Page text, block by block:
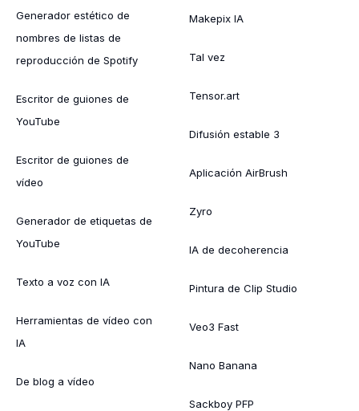
Generador estético de
nombres de listas de
reproducción de Spotify
Escritor de guiones de
YouTube
Escritor de guiones de
vídeo
Generador de etiquetas de
YouTube
Texto a voz con IA
Herramientas de vídeo con
IA
De blog a vídeo
Makepix IA
Tal vez
Tensor.art
Difusión estable 3
Aplicación AirBrush
Zyro
IA de decoherencia
Pintura de Clip Studio
Veo3 Fast
Nano Banana
Sackboy PFP